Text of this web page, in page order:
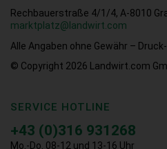
Rechbauerstraße 4/1/4, A-8010
marktplatz@landwirt.com
Alle Angaben ohne Gewähr –
© Copyright 2026 Landwirt.com
SERVICE HOTLINE
+43 (0)316 931268
Mo.-Do. 08-12 und 13-16 Uhr